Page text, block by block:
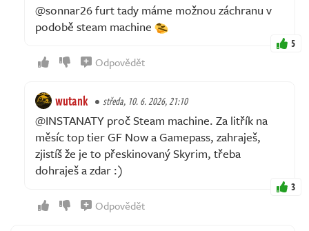
@sonnar26 furt tady máme možnou záchranu v
podobě steam machine
5
Odpovědět
wutank středa, 10. 6. 2026, 21:10
@INSTANATY proč Steam machine. Za litřík na
měsíc top tier GF Now a Gamepass, zahraješ,
zjistíš že je to přeskinovaný Skyrim, třeba
dohraješ a zdar :)
3
Odpovědět